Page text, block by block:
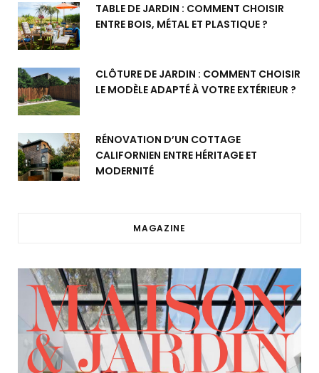
TABLE DE JARDIN : COMMENT CHOISIR
ENTRE BOIS, MÉTAL ET PLASTIQUE ?
CLÔTURE DE JARDIN : COMMENT CHOISIR
LE MODÈLE ADAPTÉ À VOTRE EXTÉRIEUR ?
RÉNOVATION D’UN COTTAGE
CALIFORNIEN ENTRE HÉRITAGE ET
MODERNITÉ
MAGAZINE